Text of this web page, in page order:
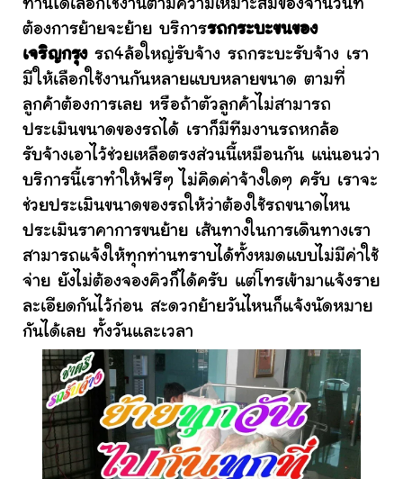
ท่านได้เลือกใช้งานตามความเหมาะสมของจำนวนที่
ต้องการย้ายจะย้าย บริการรถกระบะขนของ
เจริญกรุงรถ4ล้อใหญ่รับจ้าง รถกระบะรับจ้าง เรา
มีให้เลือกใช้งานกันหลายแบบหลายขนาด ตามที่
ลูกค้าต้องการเลย หรือถ้าตัวลูกค้าไม่สามารถ
ประเมินขนาดของรถได้ เราก็มีทีมงานรถหกล้อ
รับจ้างเอาไว้ช่วยเหลือตรงส่วนนี้เหมือนกัน แน่นอนว่า
บริการนี้เราทำให้ฟรีๆ ไม่คิดค่าจ้างใดๆ ครับ เราจะ
ช่วยประเมินขนาดของรถให้ว่าต้องใช้รถขนาดไหน
ประเมินราคาการขนย้าย เส้นทางในการเดินทางเรา
สามารถแจ้งให้ทุกท่านทราบได้ทั้งหมดแบบไม่มีค่าใช้
จ่าย ยังไม่ต้องจองคิวก็ได้ครับ แต่โทรเข้ามาแจ้งราย
ละเอียดกันไว้ก่อน สะดวกย้ายวันไหนก็แจ้งนัดหมาย
กันได้เลย ทั้งวันและเวลา